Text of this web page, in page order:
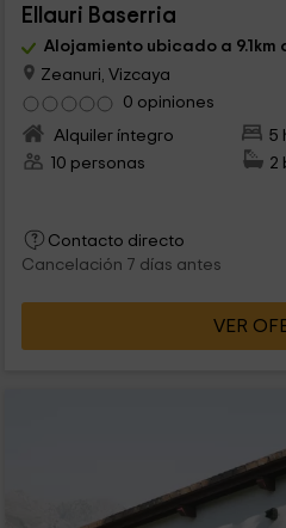
Ellauri Baserria
Alojamiento ubicado a
Zeanuri, Vizcaya
0 opiniones
Alquiler íntegro
5
10 personas
2
Contacto directo
Cancelación 7 días antes
VER